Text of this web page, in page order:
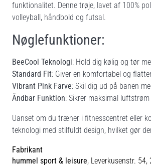
funktionalitet. Denne trøje, lavet af 100%
volleyball, håndbold og futsal.
Nøglefunktioner:
BeeCool Teknologi: Hold dig kølig og tør
Standard Fit: Giver en komfortabel og
Vibrant Pink Farve: Skil dig ud på banen
Åndbar Funktion: Sikrer maksimal
Uanset om du træner i fitnesscentret eller
teknologi med stilfuldt design, hvilket gør
Fabrikant
hummel sport & leisure, Leverkusenstr.